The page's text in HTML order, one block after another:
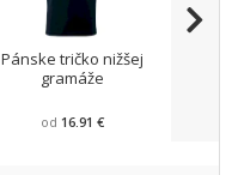
Pánske tričko nižšej
gramáže
od 16.91 €